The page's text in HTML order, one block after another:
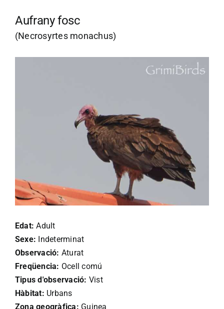
Aufrany fosc
(Necrosyrtes monachus)
Edat: Adult
Sexe: Indeterminat
Observació: Aturat
Freqüencia: Ocell comú
Tipus d'observació: Vist
Hàbitat: Urbans
Zona geogràfica: Guinea